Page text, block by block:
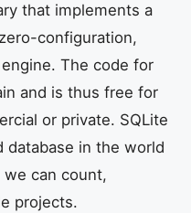
that implements a
configuration,
The code for
and is thus free for
or private. SQLite
database in the world
can count,
projects.